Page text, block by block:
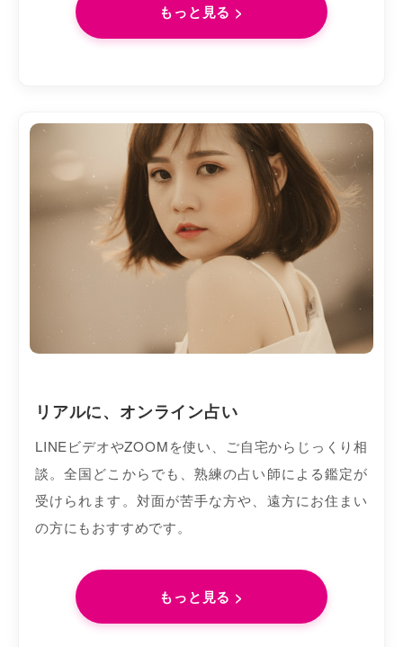
もっと見る >
リアルに、オンライン占い
LINEビデオやZOOMを使い、ご自宅からじっくり相
談。全国どこからでも、熟練の占い師による鑑定が
受けられます。対面が苦手な方や、遠方にお住まい
の方にもおすすめです。
もっと見る >